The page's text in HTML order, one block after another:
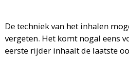
De techniek van het inhalen
vergeten. Het komt nogal eens
eerste rijder inhaalt de laatste